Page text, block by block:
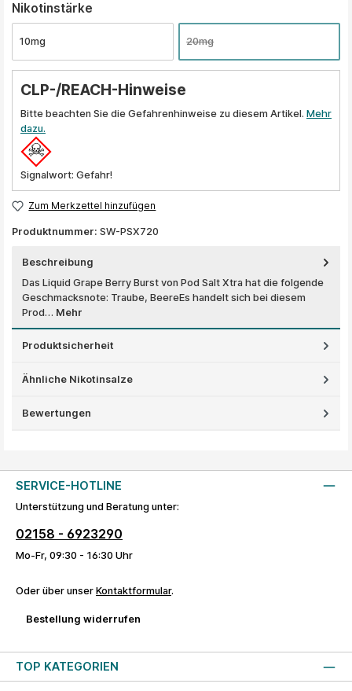
Nikotinstärke
10mg 20mg
CLP-/REACH-Hinweise
Bitte beachten Sie die Gefahrenhinweise zu diesem Artikel. Mehr
dazu.
Signalwort: Gefahr!
Zum Merkzettel hinzufügen
Produktnummer: SW-PSX720
Beschreibung
Das Liquid Grape Berry Burst von Pod Salt Xtra hat die folgende
Geschmacksnote: Traube, BeereEs handelt sich bei diesem
Prod… Mehr
Produktsicherheit
Ähnliche Nikotinsalze
Bewertungen
SERVICE-HOTLINE
Unterstützung und Beratung unter:
02158 - 6923290
Mo-Fr, 09:30 - 16:30 Uhr
Oder über unser Kontaktformular.
Bestellung widerrufen
TOP KATEGORIEN